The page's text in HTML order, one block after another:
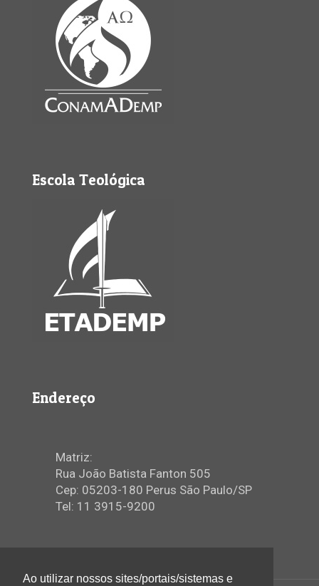
Escola Teológica
Endereço
Matriz:
Rua João Batista Fanton 505
Cep: 05203-180 Perus São Paulo/SP
Tel: 11 3915-9200
Ao utilizar nossos sites/portais/sistemas e